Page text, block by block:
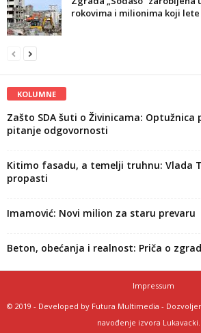
rokovima i milionima koji
KOLUMNE
Zašto SDA šuti o Živinicama: Optužnica
pitanje odgovornosti
Kitimo fasadu, a temelji truhnu: Vlada
propasti
Imamović: Novi milion za staru prevaru
Beton, obećanja i realnost: Priča o
Impressum
© 2019 - Developed by Futura Multimedia -
navođenje izvora